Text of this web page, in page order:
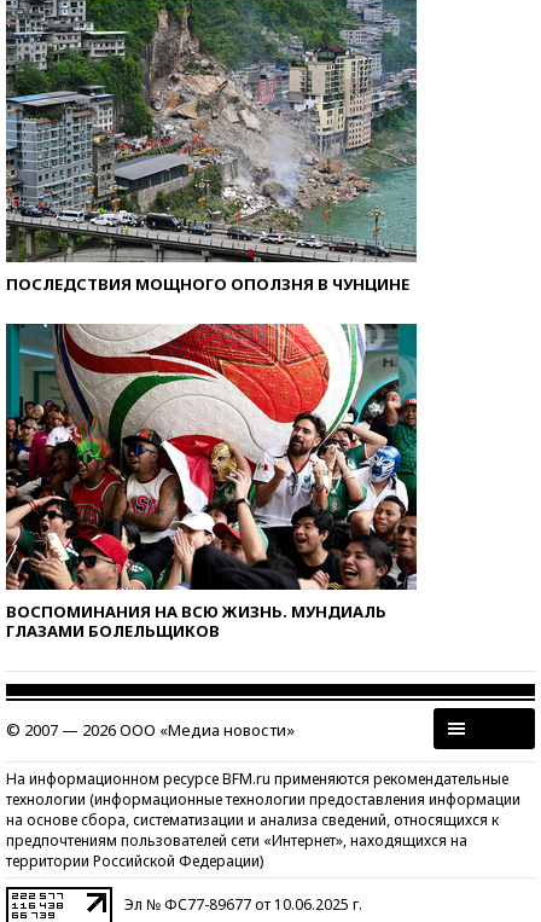
ПОСЛЕДСТВИЯ МОЩНОГО ОПОЛЗНЯ В ЧУНЦИНЕ
ВОСПОМИНАНИЯ НА ВСЮ ЖИЗНЬ. МУНДИАЛЬ
ГЛАЗАМИ БОЛЕЛЬЩИКОВ
© 2007 — 2026 ООО «Медиа новости»
На информационном ресурсе BFM.ru применяются рекомендательные
технологии (информационные технологии предоставления информации
на основе сбора, систематизации и анализа сведений, относящихся к
предпочтениям пользователей сети «Интернет», находящихся на
территории Российской Федерации)
Эл № ФС77-89677 от 10.06.2025 г.